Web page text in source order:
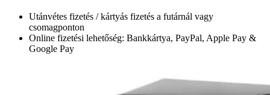
Utánvétes fizetés / kártyás fizetés a futárnál vagy
csomagponton
Online fizetési lehetőség: Bankkártya, PayPal, Apple Pay &
Google Pay